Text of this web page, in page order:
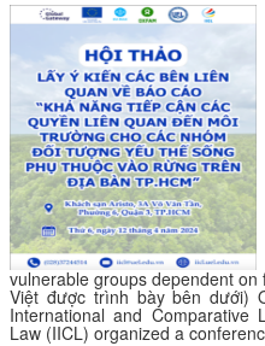
vulnerable groups dependent on
Việt được trình bày bên dưới)
International and Comparative
Law (IICL) organized a